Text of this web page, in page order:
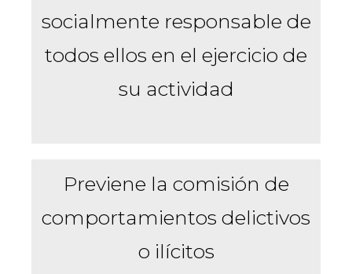
socialmente responsable de
todos ellos en el ejercicio de
su actividad
Previene la comisión de
comportamientos delictivos
o ilícitos